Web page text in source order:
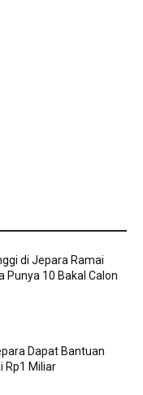
di Jepara Ramai
Punya 10 Bakal Calon
Dapat Bantuan
Rp1 Miliar